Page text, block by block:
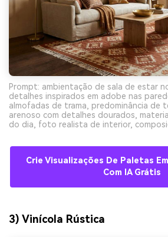
Prompt: ambientação de sala de estar
detalhes inspirados em adobe nas
almofadas de trama, predominância de
arenoso com detalhes dourados,
do dia, foto realista de interior,
Crie Visualizações De Paletas
Com IA Grátis
3) Vinícola Rústica